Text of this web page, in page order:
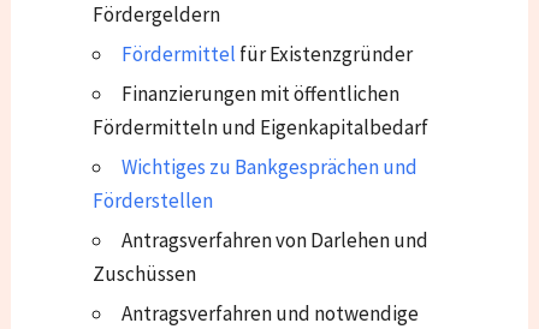
Fördergeldern
Fördermittel für Existenzgründer
Finanzierungen mit öffentlichen
Fördermitteln und Eigenkapitalbedarf
Wichtiges zu Bankgesprächen und
Förderstellen
Antragsverfahren von Darlehen und
Zuschüssen
Antragsverfahren und notwendige